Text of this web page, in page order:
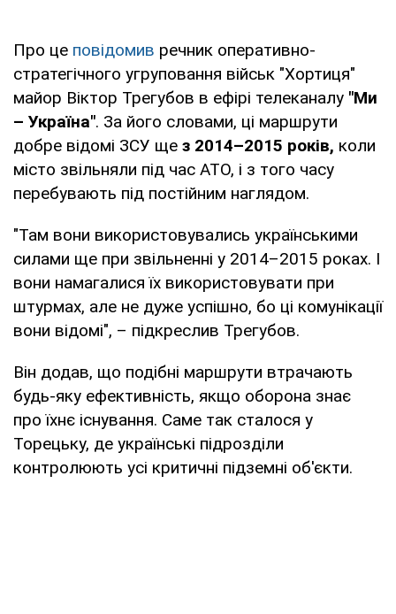
Про це повідомив речник оперативно-
стратегічного угруповання військ "Хортиця"
майор Віктор Трегубов в ефірі телеканалу "Ми
– Україна". За його словами, ці маршрути
добре відомі ЗСУ ще з 2014–2015 років, коли
місто звільняли під час АТО, і з того часу
перебувають під постійним наглядом.
"Там вони використовувались українськими
силами ще при звільненні у 2014–2015 роках. І
вони намагалися їх використовувати при
штурмах, але не дуже успішно, бо ці комунікації
вони відомі", – підкреслив Трегубов.
Він додав, що подібні маршрути втрачають
будь-яку ефективність, якщо оборона знає
про їхнє існування. Саме так сталося у
Торецьку, де українські підрозділи
контролюють усі критичні підземні об'єкти.